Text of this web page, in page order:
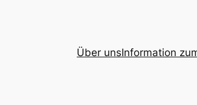
Über unsInformation